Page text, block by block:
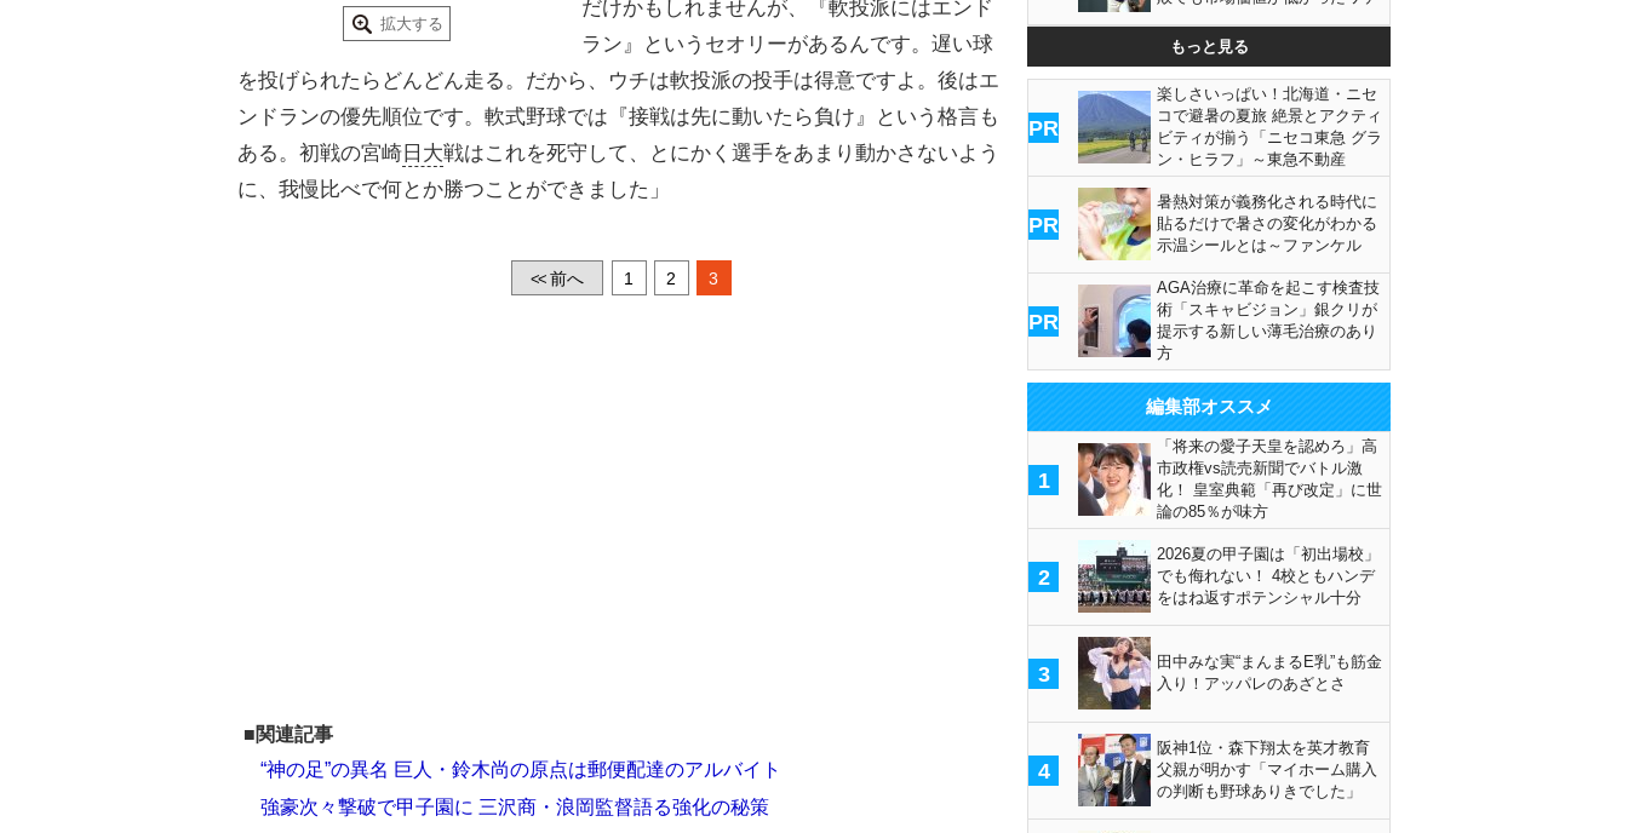
拡大する
だけかもしれませんが、『軟投派にはエンド
ラン』というセオリーがあるんです。遅い球
を投げられたらどんどん走る。だから、ウチは軟投派の投手は得意ですよ。後はエ
ンドランの優先順位です。軟式野球では『接戦は先に動いたら負け』という格言も
ある。初戦の宮崎 日大戦はこれを死守して、とにかく選手をあまり動かさないよう
に、我慢比べで何とか勝つことができました」
<<前へ 1 2 3
■関連記事
“神の足”の異名 巨人・鈴木尚の原点は郵便配達のアルバイト
強豪次々撃破で甲子園に 三沢商・浪岡監督語る強化の秘策
もっと見る
PR
楽しさいっぱい！北海道・ニセ
コで避暑の夏旅 絶景とアクティ
ビティが揃う「ニセコ東急 グラ
ン・ヒラフ」～東急不動産
PR
暑熱対策が義務化される時代に
貼るだけで暑さの変化がわかる
示温シールとは～ファンケル
PR
AGA治療に革命を起こす検査技
術「スキャビジョン」銀クリが
提示する新しい薄毛治療のあり
方
編集部オススメ
1
「将来の愛子天皇を認めろ」高
市政権vs読売新聞でバトル激
化！ 皇室典範「再び改定」に世
論の85％が味方
2
2026夏の甲子園は「初出場校」
でも侮れない！ 4校ともハンデ
をはね返すポテンシャル十分
3
田中みな実“まんまるE乳”も筋金
入り！アッパレのあざとさ
4
阪神1位・森下翔太を英才教育
父親が明かす「マイホーム購入
の判断も野球ありきでした」